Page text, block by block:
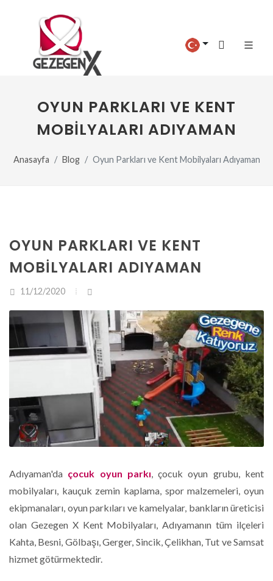
OYUN PARKLARI VE KENT
MOBILYALARI ADIYAMAN
Anasayfa Blog Oyun Parkları ve Kent Mobilyaları Adıyaman
OYUN PARKLARI VE KENT
MOBILYALARI ADIYAMAN
11/12/2020
Adıyaman'da çocuk oyun parkı, çocuk oyun grubu, kent
mobilyaları, kauçuk zemin kaplama, spor malzemeleri, oyun
ekipmanaları, oyun parkıları ve kamelyalar, bankların üreticisi
olan Gezegen X Kent Mobilyaları, Adıyamanın tüm ilçeleri
Kahta, Besni, Gölbaşı, Gerger, Sincik, Çelikhan, Tut ve Samsat
hizmet götürmektedir.